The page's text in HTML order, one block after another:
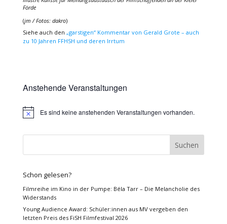
Förde
(jm / Fotos: dakro)
Siehe auch den „garstigen“ Kommentar von Gerald Grote – auch
zu 10 Jahren FFHSH und deren Irrtum
Anstehende Veranstaltungen
HinweisEs sind keine anstehenden Veranstaltungen vorhanden.
Schon gelesen?
Filmreihe im Kino in der Pumpe: Béla Tarr – Die Melancholie des
Widerstands
Young Audience Award: Schüler:innen aus MV vergeben den
letzten Preis des FiSH Filmfestival 2026